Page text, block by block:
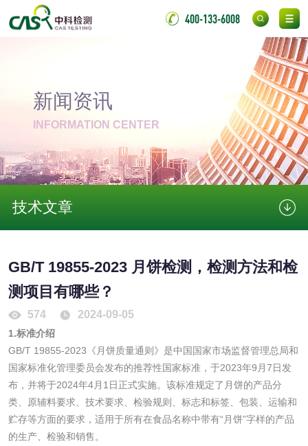
400-133-6008
新闻资讯
INFORMATION CENTER
技术文章
GB/T 19855-2023 月饼检测，检测方法和检
测项目有哪些？
574 2024-09-05
1.标准介绍
GB/T 19855-2023《月饼质量通则》是中国国家市场监督管理总局和
国家标准化管理委员会发布的推荐性国家标准，于2023年9月7日发
布，并将于2024年4月1日正式实施。该标准规定了月饼的产品分
类、原辅料要求、技术要求、检验规则、标志和标签、包装、运输和
贮存等方面的要求，适用于所有在食品名称中带有“月饼”字样的产品
的生产、检验和销售。
测
无底纸冷裱膜压敏
BOPP压敏胶粘带检
氟硅密封胶检测
金属
金属材料质量检测 金属硬度测试
金属材料检测 喷嘴检测
伸缩警棍检测
光触媒检测